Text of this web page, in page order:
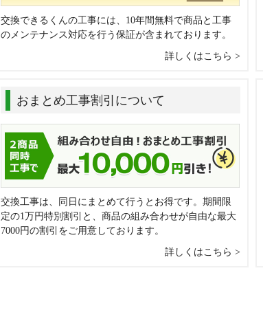
交換できるくんの工事には、10年間無料で商品と工事
のメンテナンス対応を行う保証が含まれております。
詳しくはこちら
おまとめ工事割引について
交換工事は、同日にまとめて行うとお得です。期間限
定の1万円特別割引と、商品の組み合わせが自由な最大
7000円の割引をご用意しております。
詳しくはこちら